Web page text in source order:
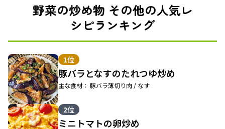
野菜の炒め物 その他の人気レ
シピランキング
1位
豚バラとなすのたれつゆ炒め
主な食材： 豚バラ薄切り肉 / なす
2位
ミニトマトの卵炒め